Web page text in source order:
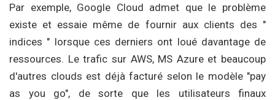
Par exemple, Google Cloud admet que le problème
existe et essaie même de fournir aux clients des "
indices " lorsque ces derniers ont loué davantage de
ressources. Le trafic sur AWS, MS Azure et beaucoup
d'autres clouds est déjà facturé selon le modèle "pay
as you go", de sorte que les utilisateurs finaux